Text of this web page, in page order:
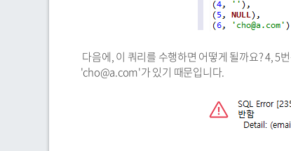
다음에, 이 쿼리를 수행하면 어떻게 될까요? 4, 5
'cho@a.com'가 있기 때문입니다.